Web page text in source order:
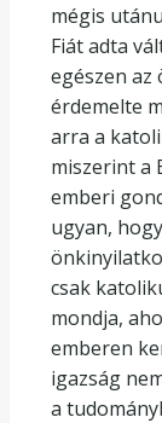
mégis
Fiát adta
egészen az
érdemelte
arra a
miszerint a
emberi
ugyan,
csak
mondja,
emberen
igazság
a